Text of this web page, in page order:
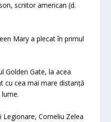
scriitor american (d.
Mary a plecat în primul
Golden Gate, la acea
cu cea mai mare distanță
Corneliu Zelea